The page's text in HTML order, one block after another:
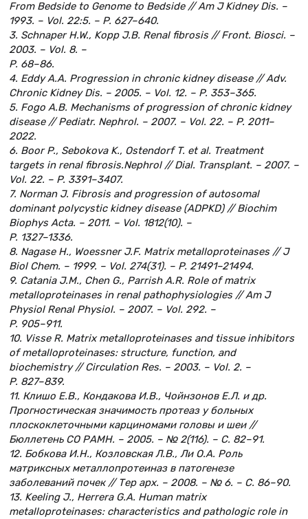
From Bedside to Genome to Bedside // Am J Kidney Dis. –
1993. – Vol. 22:5. – P. 627–640.
3. Schnaper H.W., Kopp J.B. Renal fibrosis // Front. Biosci. –
2003. – Vol. 8. –
P. 68–86.
4. Eddy A.A. Progression in chronic kidney disease // Adv.
Chronic Kidney Dis. – 2005. – Vol. 12. – P. 353–365.
5. Fogo A.B. Mechanisms of progression of chronic kidney
disease // Pediatr. Nephrol. – 2007. – Vol. 22. – P. 2011–
2022.
6. Boor P., Sebokova K., Ostendorf T. et al. Treatment
targets in renal fibrosis.Nephrol // Dial. Transplant. – 2007. –
Vol. 22. – P. 3391–3407.
7. Norman J. Fibrosis and progression of autosomal
dominant polycystic kidney disease (ADPKD) // Biochim
Biophys Acta. – 2011. – Vol. 1812(10). –
P. 1327–1336.
8. Nagase H., Woessner J.F. Matrix metalloproteinases // J
Biol Chem. – 1999. – Vol. 274(31). – P. 21491–21494.
9. Catania J.M., Chen G., Parrish A.R. Role of matrix
metalloproteinases in renal pathophysiologies // Am J
Physiol Renal Physiol. – 2007. – Vol. 292. –
P. 905–911.
10. Visse R. Matrix metalloproteinases and tissue inhibitors
of metalloproteinases: structure, function, and
biochemistry // Circulation Res. – 2003. – Vol. 2. –
P. 827–839.
11. Клишо Е.В., Кондакова И.В., Чойнзонов Е.Л. и др.
Прогностическая значимость протеаз у больных
плоскоклеточными карциномами головы и шеи //
Бюллетень СО РАМН. – 2005. – № 2(116). – С. 82–91.
12. Бобкова И.Н., Козловская Л.В., Ли О.А. Роль
матриксных металлопротеиназ в патогенезе
заболеваний почек // Тер арх. – 2008. – № 6. – С. 86–90.
13. Keeling J., Herrera G.A. Human matrix
metalloproteinases: characteristics and pathologic role in